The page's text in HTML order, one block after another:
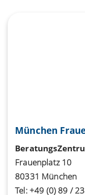
München
Frauenplatz 10
80331 München
Tel: +49 (0) 89 /